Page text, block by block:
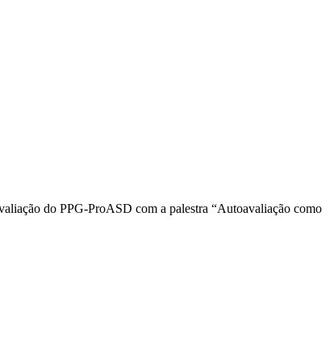
do PPG-ProASD com a palestra “Autoavaliação como